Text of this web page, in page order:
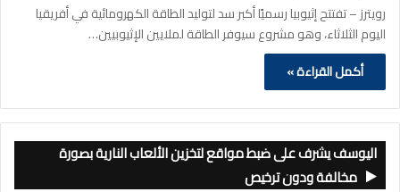
رويترز – تفتتح إثيوبيا رسميًا أكبر سد لتوليد الطاقة الكهرومائية في أفريقيا
اليوم الثلاثاء، وهو مشروع سيوفر الطاقة لملايين الإثيوبيين…
أكمل القراءة »
اليوسف يشرف على ضبط مواقع لتخزين الألعاب النارية بصورة
مخالفة ودون ترخيص